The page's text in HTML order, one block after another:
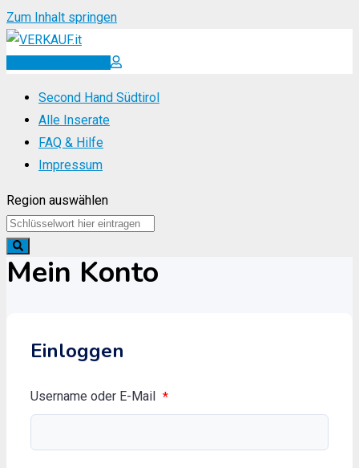
Zum Inhalt springen
Inserat erstellen
Second Hand Südtirol
Alle Inserate
FAQ & Hilfe
Impressum
Region auswählen
Mein Konto
Einloggen
Username oder E-Mail *